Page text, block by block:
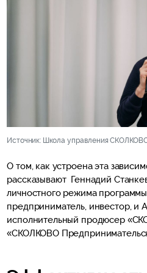
Источник: Школа управления
О том, как устроена эта
рассказывают Геннадий
личностного режима
предприниматель, инвестор, и
исполнительный продюсер
«СКОЛКОВО